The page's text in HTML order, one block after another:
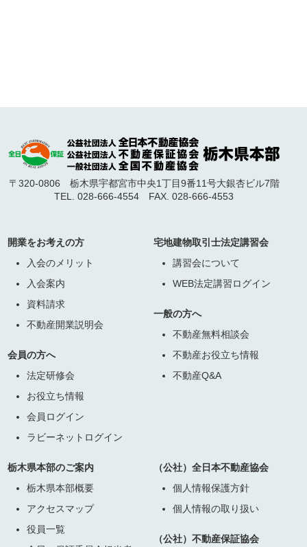
〒320-0806 栃木県宇都宮市中央1丁目9番11号大銀杏ビル7階
TEL. 028-666-4554 FAX. 028-666-4553
開業をお考えの方
入会のメリット
入会案内
資料請求
不動産開業説明会
会員の方へ
法定研修会
お役立ち情報
会員ログイン
ラビーネットログイン
宅地建物取引士法定講習会
講習会について
WEB法定講習ログイン
一般の方へ
不動産無料相談会
不動産お役立ち情報
不動産Q&A
栃木県本部のご案内
栃木県本部概要
アクセスマップ
役員一覧
（公社）全日本不動産協会
個人情報保護方針
個人情報の取り扱い
（公社）不動産保証協会